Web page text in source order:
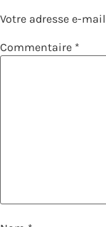
Votre adresse e-
Commentaire *